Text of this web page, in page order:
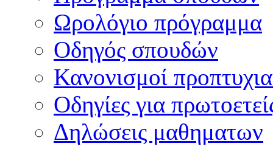
Ωρολόγιο πρόγραμμα
Οδηγός σπουδών
Κανονισμοί
Οδηγίες για
Δηλώσεις μαθηματων